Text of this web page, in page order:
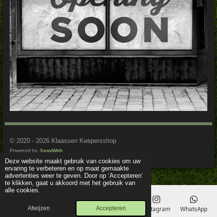
Deze website maakt gebruik van cookies om uw
ervaring te verbeteren en op maat gemaakte
advertenties weer te geven. Door op ‘Accepteren’
te klikken, gaat u akkoord met het gebruik van
alle cookies.
Afwijzen Accepteren
© 2020 - 2026 Klaassen Keepersshop
Powered by JouwWeb
E-mailadres Telefoonnummer Kaart Instagram WhatsApp